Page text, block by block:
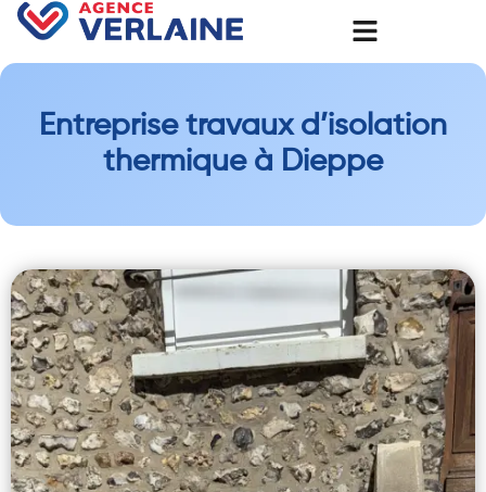
Entreprise travaux d’isolation
thermique à Dieppe